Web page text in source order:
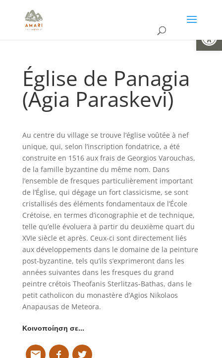
Église de Panagia
(Agia Paraskevi)
Au centre du village se trouve l’église voûtée à nef
unique, qui, selon l’inscription fondatrice, a été
construite en 1516 aux frais de Georgios Varouchas,
de la famille byzantine du même nom. Dans
l’ensemble de fresques particulièrement important
de l’Église, qui dégage un fort classicisme, se sont
cristallisés des éléments fondamentaux de l’École
Crétoise, en termes d’iconographie et de technique,
telle qu’elle évoluera à partir du deuxième quart du
XVIe siècle et après. Ceux-ci sont directement liés
aux développements dans le domaine de la peinture
post-byzantine, tels qu’ils s’exprimeront dans les
années suivantes dans les fresques du grand
peintre crétois Theofanis Sterlitzas-Bathas, dans le
petit catholicon du monastère d’Agios Nikolaos
Anapausas de Meteora.
Κοινοποίηση σε…